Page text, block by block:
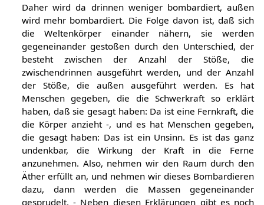
Daher wird da drinnen weniger bombardiert, außen
wird mehr bombardiert. Die Folge davon ist, daß sich
die Weltenkörper einander nähern, sie werden
gegeneinander gestoßen durch den Unterschied, der
besteht zwischen der Anzahl der Stöße, die
zwischendrinnen ausgeführt werden, und der Anzahl
der Stöße, die außen ausgeführt werden. Es hat
Menschen gegeben, die die Schwerkraft so erklärt
haben, daß sie gesagt haben: Da ist eine Fernkraft, die
die Körper anzieht -, und es hat Menschen gegeben,
die gesagt haben: Das ist ein Unsinn. Es ist das ganz
undenkbar, die Wirkung der Kraft in die Ferne
anzunehmen. Also, nehmen wir den Raum durch den
Äther erfüllt an, und nehmen wir dieses Bombardieren
dazu, dann werden die Massen gegeneinander
gesprudelt. - Neben diesen Erklärungen gibt es noch